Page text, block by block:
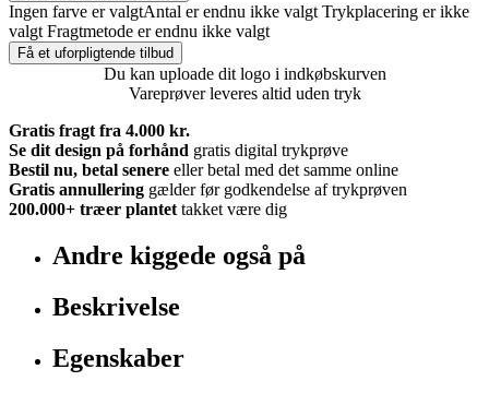
Ingen farve er valgtAntal er endnu ikke valgt Trykplacering er ikke
valgt Fragtmetode er endnu ikke valgt
Få et uforpligtende tilbud
Du kan uploade dit logo i indkøbskurven
Vareprøver leveres altid uden tryk
Gratis fragt fra 4.000 kr.
Se dit design på forhånd gratis digital trykprøve
Bestil nu, betal senere eller betal med det samme online
Gratis annullering gælder før godkendelse af trykprøven
200.000+ træer plantet takket være dig
Andre kiggede også på
Beskrivelse
Egenskaber